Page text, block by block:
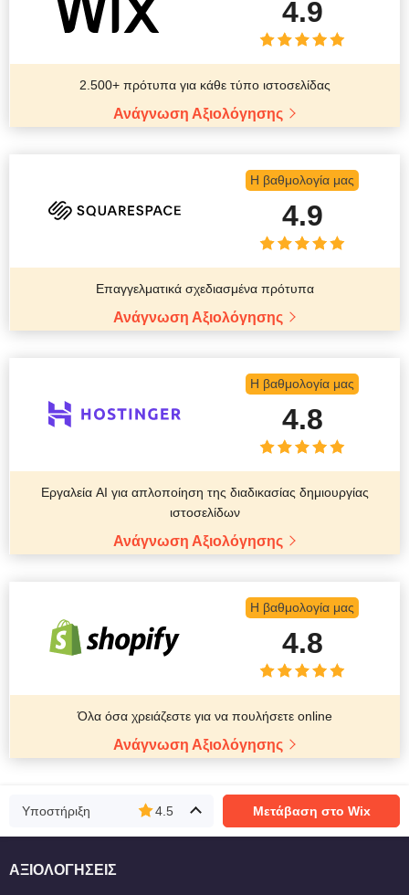
4.9
2.500+ πρότυπα για κάθε τύπο ιστοσελίδας
Ανάγνωση Αξιολόγησης
Η βαθμολογία μας
4.9
Επαγγελματικά σχεδιασμένα πρότυπα
Ανάγνωση Αξιολόγησης
Η βαθμολογία μας
4.8
Εργαλεία AI για απλοποίηση της διαδικασίας δημιουργίας
ιστοσελίδων
Ανάγνωση Αξιολόγησης
Η βαθμολογία μας
4.8
Όλα όσα χρειάζεστε για να πουλήσετε online
Ανάγνωση Αξιολόγησης
Υποστήριξη 4.5 Μετάβαση στο Wix
ΑΞΙΟΛΟΓΉΣΕΙΣ